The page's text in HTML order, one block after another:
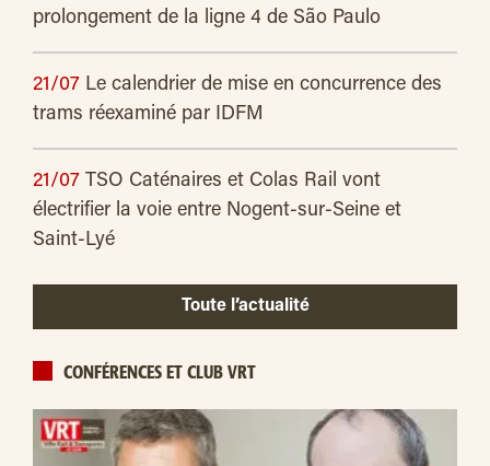
prolongement de la ligne 4 de São Paulo
21/07 Le calendrier de mise en concurrence des
trams réexaminé par IDFM
21/07 TSO Caténaires et Colas Rail vont
électrifier la voie entre Nogent-sur-Seine et
Saint-Lyé
Toute l’actualité
CONFÉRENCES ET CLUB VRT